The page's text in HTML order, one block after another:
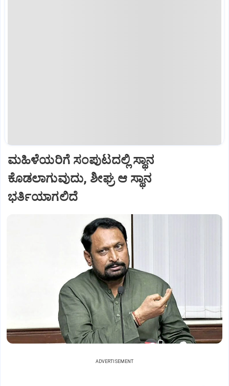
ಮಹಿಳೆಯರಿಗೆ ಸಂಪುಟದಲ್ಲಿ ಸ್ಥಾನ
ಕೊಡಲಾಗುವುದು, ಶೀಘ್ರ ಆ ಸ್ಥಾನ
ಭರ್ತಿಯಾಗಲಿದೆ
ADVERTISEMENT